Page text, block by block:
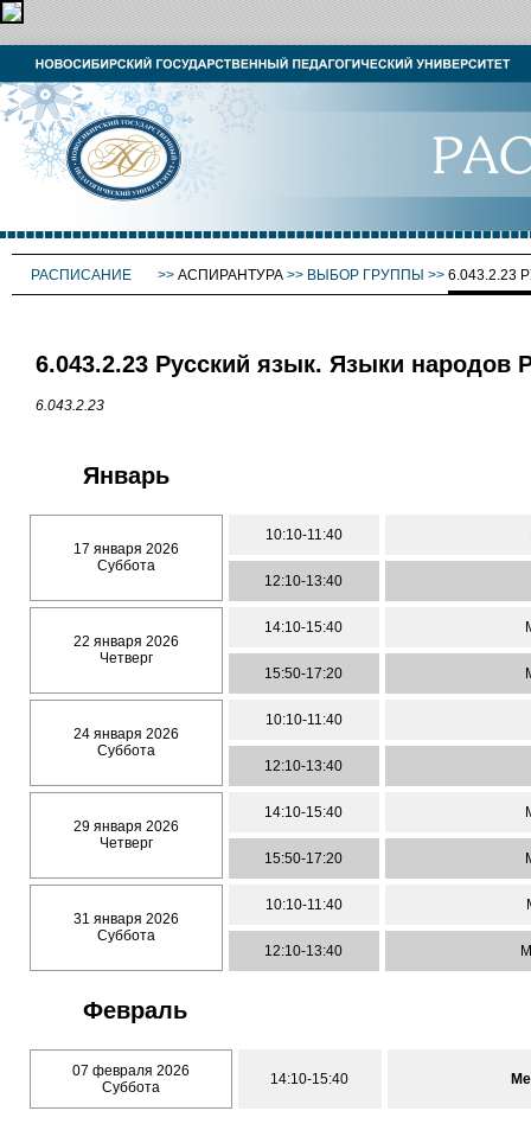
РАСПИСАНИЕ >> АСПИРАНТУРА >> ВЫБОР ГРУППЫ >>
6.043.2.23 Русский язык. Языки народов
6.043.2.23
Январь
17 января 2026
Суббота
10:10-11:40
12:10-13:40
22 января 2026
Четверг
14:10-15:40
15:50-17:20
24 января 2026
Суббота
10:10-11:40
12:10-13:40
29 января 2026
Четверг
14:10-15:40
15:50-17:20
31 января 2026
Суббота
10:10-11:40
12:10-13:40
Февраль
07 февраля 2026
Суббота
14:10-15:40